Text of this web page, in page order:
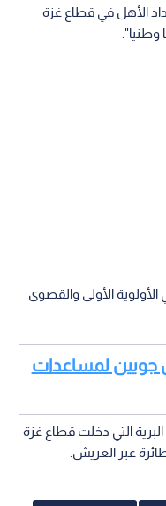
الأهل في قطاع غزة
وطنيا".
الأولى والقصوى
جويين لمساعدات
التي دخلت قطاع غزة